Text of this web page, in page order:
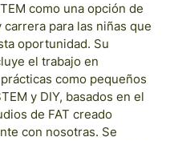
como una opción de
carrera para las niñas que
oportunidad. Su
el trabajo en
como pequeños
y DIY, basados en el
de FAT creado
con nosotras. Se